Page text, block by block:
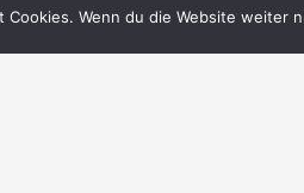
Cookies. Wenn du die Website weiter